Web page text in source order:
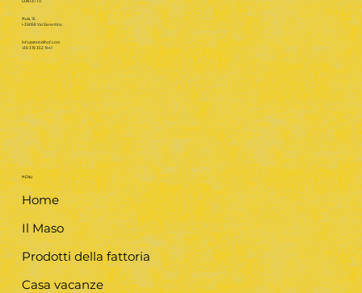
Muls, 15
I-39058 Val Sarentino
info@steindlhof.com
+39 379 352 7441
MENU
Home
Il Maso
Prodotti della fattoria
Casa vacanze